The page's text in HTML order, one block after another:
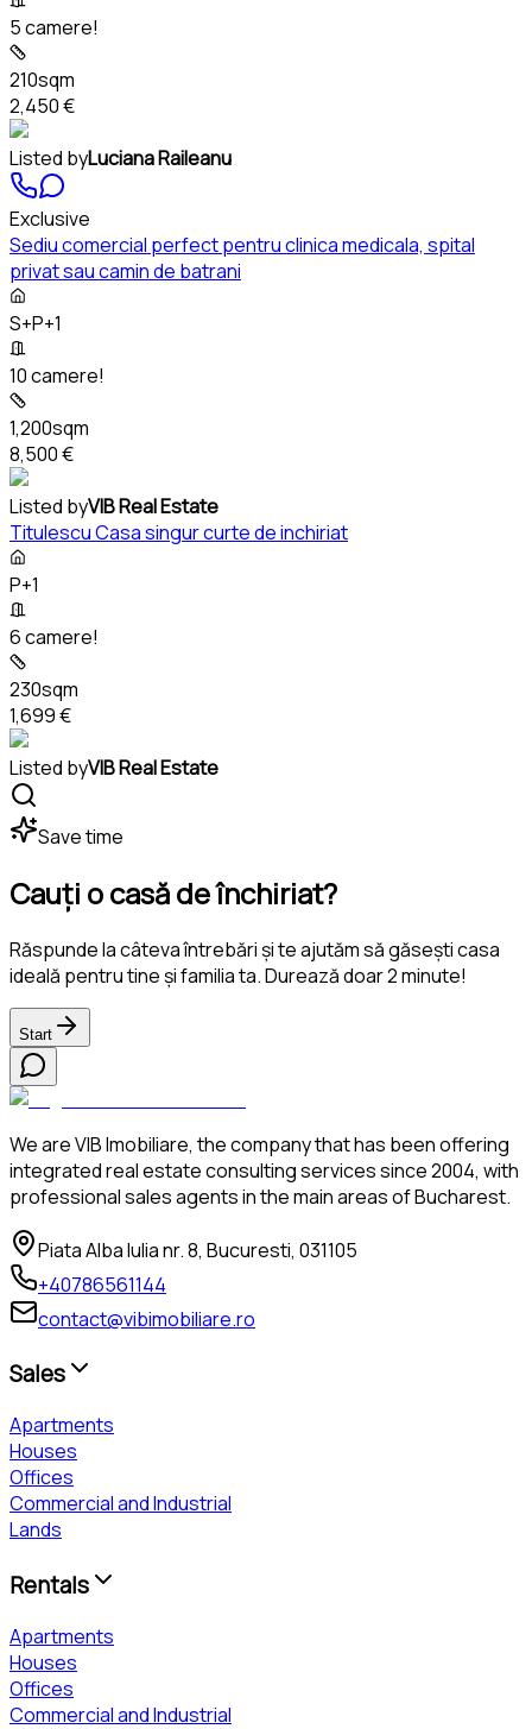
5 camere!
210sqm
2,450 €
Listed byLuciana Raileanu
Exclusive
Sediu comercial perfect pentru clinica medicala, spital
privat sau camin de batrani
S+P+1
10 camere!
1,200sqm
8,500 €
Listed byVIB Real Estate
Titulescu Casa singur curte de inchiriat
P+1
6 camere!
230sqm
1,699 €
Listed byVIB Real Estate
Save time
Cauți o casă de închiriat?
Răspunde la câteva întrebări și te ajutăm să găsești casa
ideală pentru tine și familia ta. Durează doar 2 minute!
Start
We are VIB Imobiliare, the company that has been offering
integrated real estate consulting services since 2004, with
professional sales agents in the main areas of Bucharest.
Piata Alba Iulia nr. 8, Bucuresti, 031105
+40786561144
contact@vibimobiliare.ro
Sales
Apartments
Houses
Offices
Commercial and Industrial
Lands
Rentals
Apartments
Houses
Offices
Commercial and Industrial